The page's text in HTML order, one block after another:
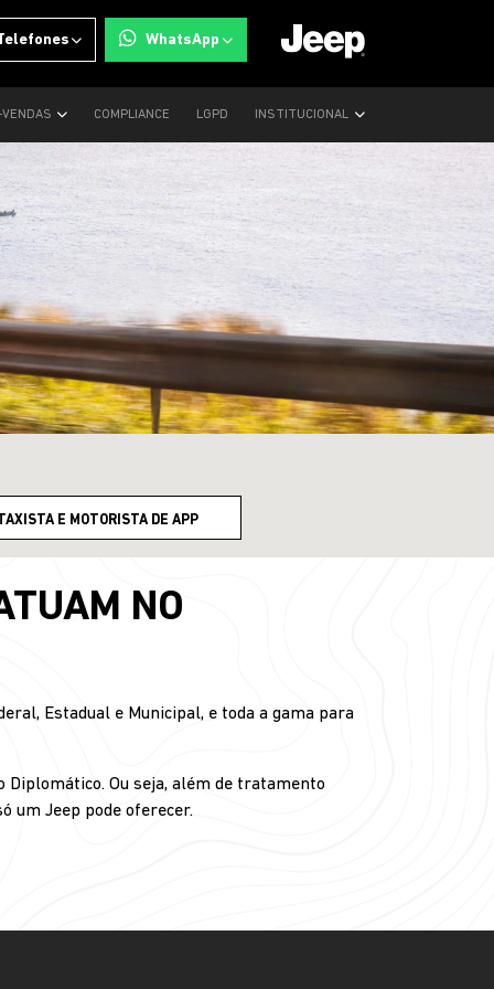
WhatsApp
VENDAS COMPLIANCE LGPD INSTITUCIONAL
E MOTORISTA DE APP
NO
Estadual e Municipal, e toda a gama para
Ou seja, além de tratamento
um Jeep pode oferecer.